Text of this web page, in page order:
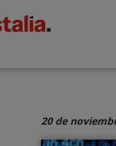
20 de